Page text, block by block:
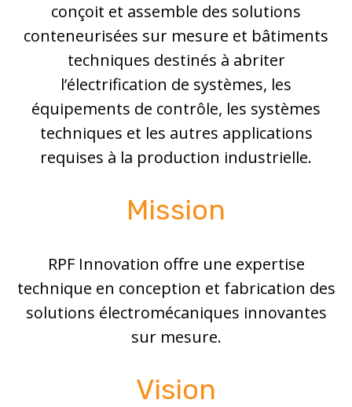
conçoit et assemble des solutions
conteneurisées sur mesure et bâtiments
techniques destinés à abriter
l’électrification de systèmes, les
équipements de contrôle, les systèmes
techniques et les autres applications
requises à la production industrielle.
Mission
RPF Innovation offre une expertise
technique en conception et fabrication des
solutions électromécaniques innovantes
sur mesure.
Vision